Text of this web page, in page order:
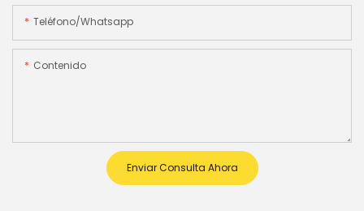
Teléfono/whatsapp
Contenido
Enviar Consulta Ahora